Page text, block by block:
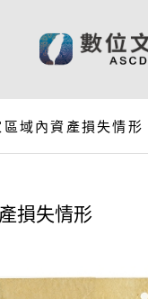
域內資產損失情形
損失情形